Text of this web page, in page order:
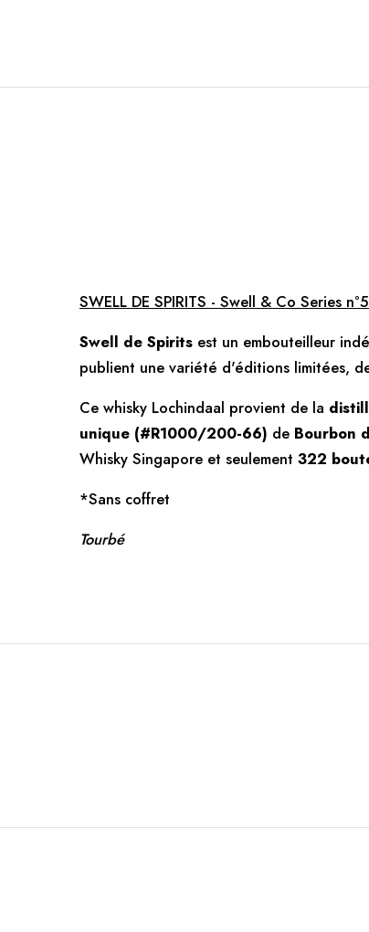
SWELL DE SPIRITS - Swell & Co Series
Swell de Spirits est un embouteilleur
publient une variété d'éditions limitées,
Ce whisky Lochindaal provient de la
unique (#R1000/200-66) de Bourbon
Whisky Singapore et seulement 322
*Sans coffret
Tourbé